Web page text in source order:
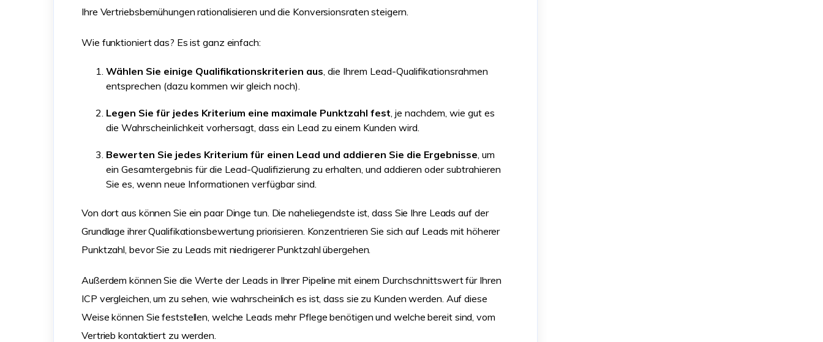
Ihre Vertriebsbemühungen rationalisieren und die Konversionsraten steigern.
Wie funktioniert das? Es ist ganz einfach:
Wählen Sie einige Qualifikationskriterien aus , die Ihrem Lead-Qualifikationsrahmen
entsprechen (dazu kommen wir gleich noch).
Legen Sie für jedes Kriterium eine maximale Punktzahl fest , je nachdem, wie gut es
die Wahrscheinlichkeit vorhersagt, dass ein Lead zu einem Kunden wird.
Bewerten Sie jedes Kriterium für einen Lead und addieren Sie die Ergebnisse , um
ein Gesamtergebnis für die Lead-Qualifizierung zu erhalten, und addieren oder subtrahieren
Sie es, wenn neue Informationen verfügbar sind.
Von dort aus können Sie ein paar Dinge tun. Die naheliegendste ist, dass Sie Ihre Leads auf der
Grundlage ihrer Qualifikationsbewertung priorisieren. Konzentrieren Sie sich auf Leads mit höherer
Punktzahl, bevor Sie zu Leads mit niedrigerer Punktzahl übergehen.
Außerdem können Sie die Werte der Leads in Ihrer Pipeline mit einem Durchschnittswert für Ihren
ICP vergleichen, um zu sehen, wie wahrscheinlich es ist, dass sie zu Kunden werden. Auf diese
Weise können Sie feststellen, welche Leads mehr Pflege benötigen und welche bereit sind, vom
Vertrieb kontaktiert zu werden.